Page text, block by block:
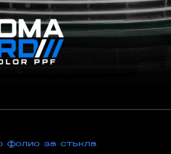
фолио за стъкла